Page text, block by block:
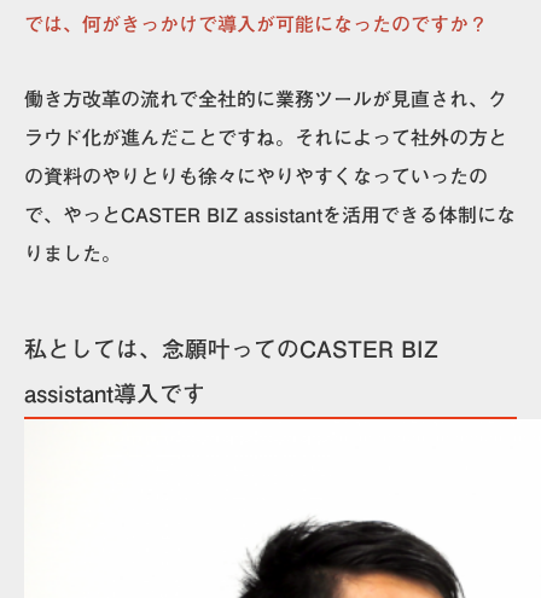
では、何がきっかけで導入が可能になったのですか？
働き方改革の流れで全社的に業務ツールが見直され、ク
ラウド化が進んだことですね。それによって社外の方と
の資料のやりとりも徐々にやりやすくなっていったの
で、やっとCASTER BIZ assistantを活用できる体制にな
りました。
私としては、念願叶ってのCASTER BIZ
assistant導入です